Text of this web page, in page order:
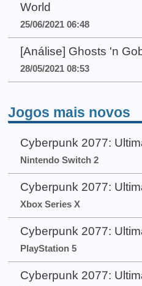
World
25/06/2021 06:48
[Análise] Ghosts 'n
28/05/2021 08:53
Jogos mais novos
Cyberpunk 2077:
Nintendo Switch 2
Cyberpunk 2077:
Xbox Series X
Cyberpunk 2077:
PlayStation 5
Cyberpunk 2077: